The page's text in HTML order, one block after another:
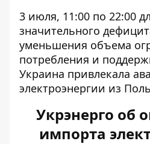
3 июля, 11:00 по 22:00
значительного
уменьшения объема
потребления и
Украина привлекала
электроэнергии из
Укрэнерго об
импорта